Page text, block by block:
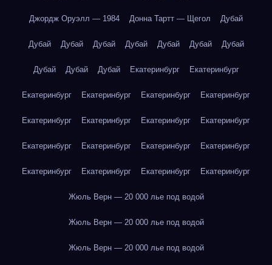
Джордж Оруэлл — 1984 Донна Тартт — Щегол Дубай
Дубай Дубай Дубай Дубай Дубай Дубай Дубай
Дубай Дубай Дубай Екатеринбург Екатеринбург
Екатеринбург Екатеринбург Екатеринбург Екатеринбург
Екатеринбург Екатеринбург Екатеринбург Екатеринбург
Екатеринбург Екатеринбург Екатеринбург Екатеринбург
Екатеринбург Екатеринбург Екатеринбург Екатеринбург
Жюль Верн — 20 000 лье под водой
Жюль Верн — 20 000 лье под водой
Жюль Верн — 20 000 лье под водой